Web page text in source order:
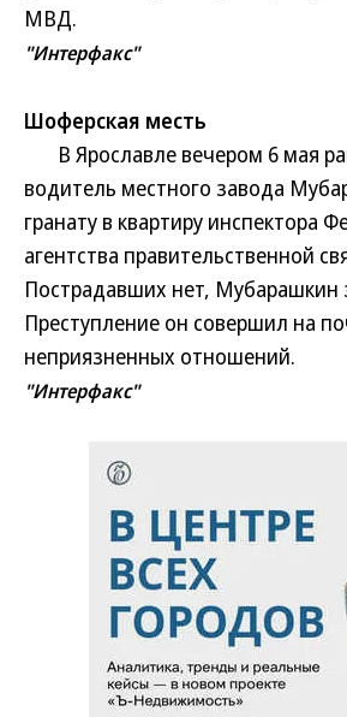
МВД.
"Интерфакс"
Шоферская месть
В Ярославле вечером 6 мая
водитель местного завода
гранату в квартиру инспектора
агентства правительственной
Пострадавших нет, Мубарашкин
Преступление он совершил на
неприязненных отношений.
"Интерфакс"